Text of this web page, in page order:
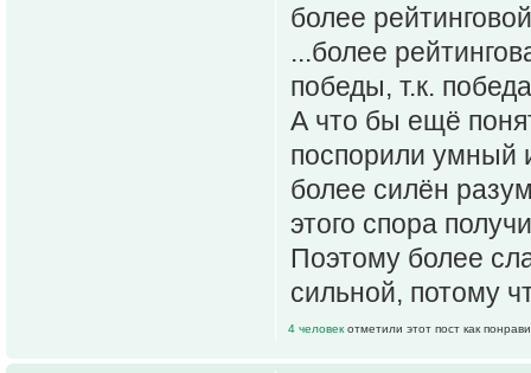
более
...более
победы, т.к.
А что бы ещё
поспорили умный
более силён
этого спора
Поэтому более
сильной, потому
4 человек отметили этот пост как